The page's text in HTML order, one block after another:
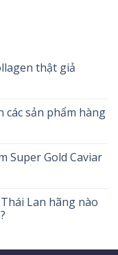
thật giả
các sản phẩm hàng
Super Gold Caviar
Lan hãng nào